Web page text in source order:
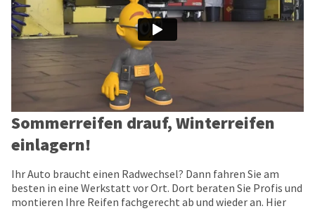
Sommerreifen drauf, Winterreifen
einlagern!
Ihr Auto braucht einen Radwechsel? Dann fahren Sie am
besten in eine Werkstatt vor Ort. Dort beraten Sie Profis und
montieren Ihre Reifen fachgerecht ab und wieder an. Hier